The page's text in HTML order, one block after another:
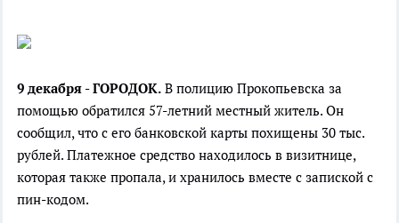
9 декабря - ГОРОДОК. В полицию Прокопьевска за
помощью обратился 57-летний местный житель. Он
сообщил, что с его банковской карты похищены 30 тыс.
рублей. Платежное средство находилось в визитнице,
которая также пропала, и хранилось вместе с запиской с
пин-кодом.